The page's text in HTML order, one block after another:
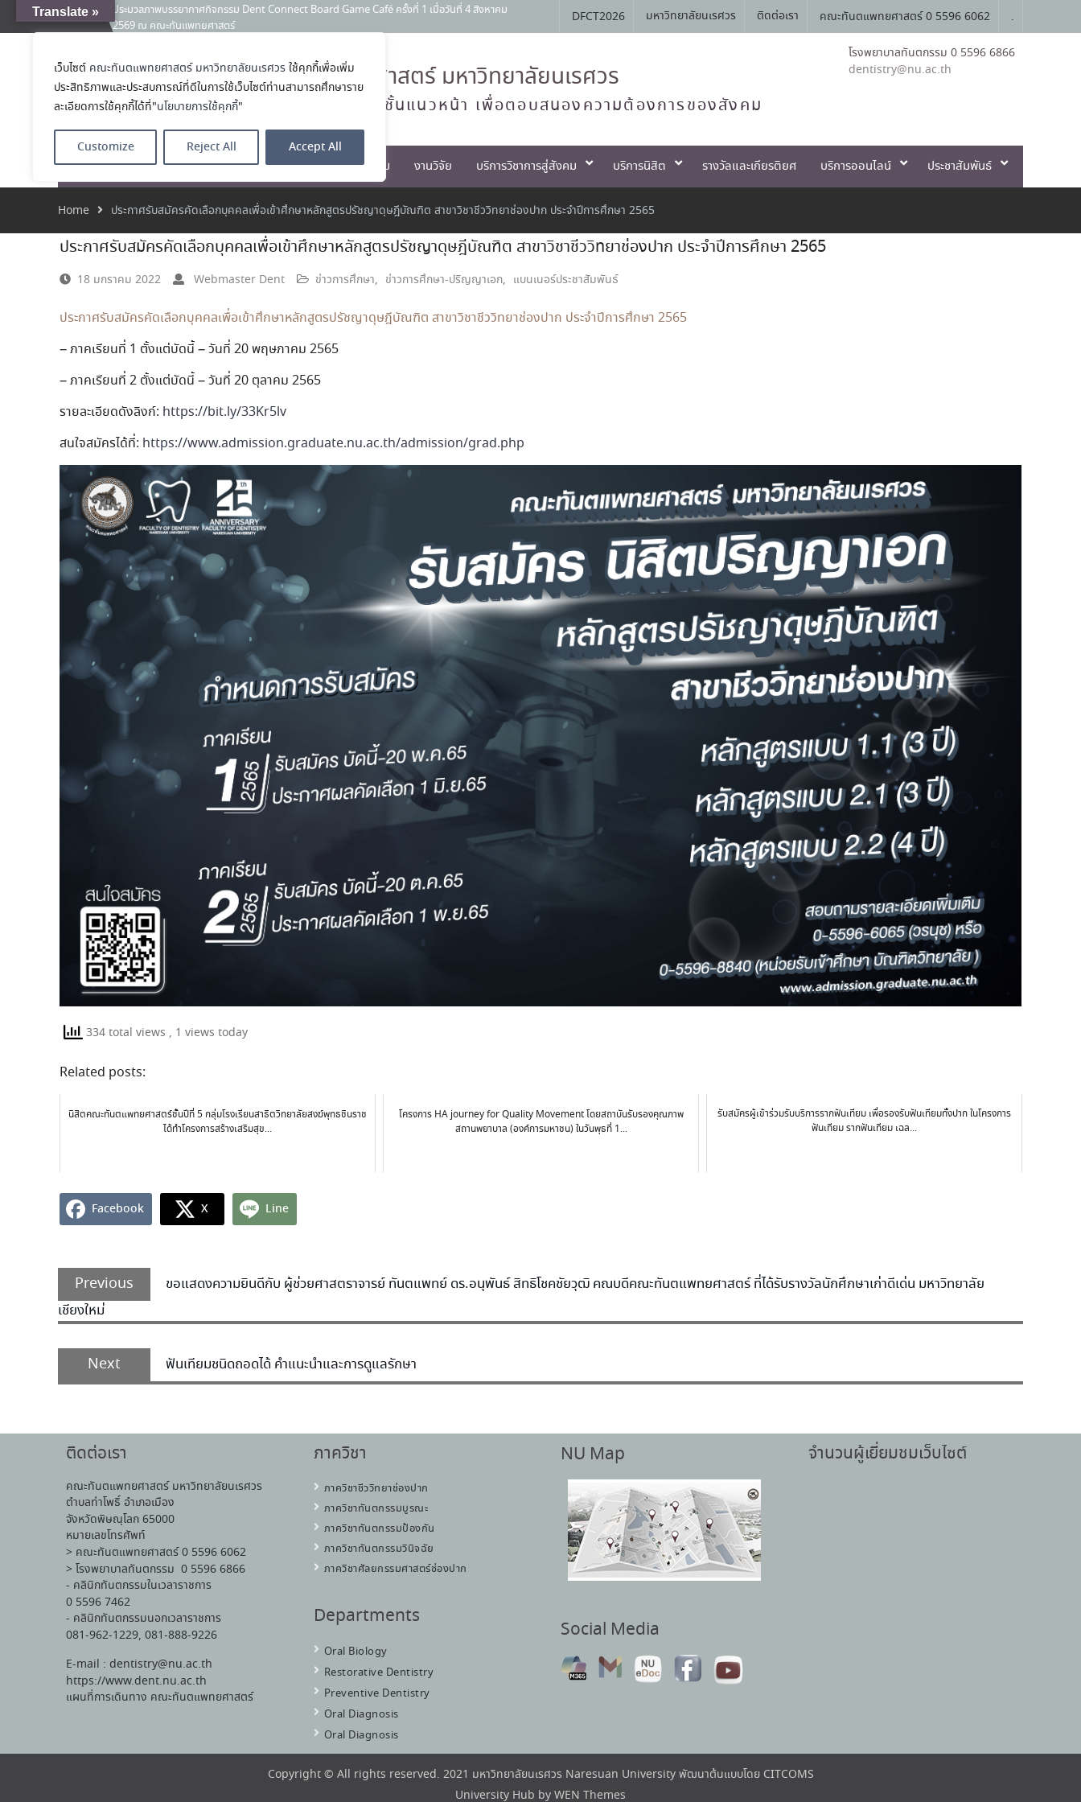
เว็บไซต์ คณะทันตแพทยศาสตร์ มหาวิทยาลัยนเรศวร ใช้คุกกี้เพื่อเพิ่ม
ประสิทธิภาพและประสบการณ์ที่ดีในการใช้เว็บไซต์ท่านสามารถศึกษาราย
ละเอียดการใช้คุกกี้ได้ที่"นโยบายการใช้คุกกี้"
Customize Reject All Accept All
News:
ประมวลภาพบรรยากาศกิจกรรม Dent Connect Board Game Café ครั้งที่ 1 เมื่อวันที่ 4 สิงหาคม
2569 ณ คณะทันแพทยศาสตร์
และหลักสูตรประกาศนียบัตรผู้ช่วยทันตแพทย์ ในโครงการ Open House 2026 กิจกรรม NU Explore:
เคลียร์ตัวตน ค้นหาตัวเอง
ประกาศคณะทันตแพทยศาสตร์ มหาวิทยาลัยนเรศวร เรื่อง ผู้ผ่านการสอบแข่งขันเข้าเป็นพนักงานราชการ
(เงินรายได้) ตำแหน่ง ผู้ปฏิบัติงานทันตกรรม
DFCT2026 มหาวิทยาลัยนเรศวร ติดต่อเรา คณะทันตแพทยศาสตร์ 0 5596 6062 .
คณะทันตแพทยศาสตร์ มหาวิทยาลัยนเรศวร
โรงเรียนทันตแพทย์ชั้นแนวหน้า เพื่อตอบสนองความต้องการของสังคม
โรงพยาบาลทันตกรรม 0 5596 6866
dentistry@nu.ac.th
หน้าแรก เกี่ยวกับ หลักสูตร โรงพยาบาลทันตกรรม งานวิจัย บริการวิชาการสู่สังคม บริการนิสิต รางวัลและเกียรติยศ บริการออนไลน์ ประชาสัมพันธ์
Home ประกาศรับสมัครคัดเลือกบุคคลเพื่อเข้าศึกษาหลักสูตรปรัชญาดุษฎีบัณฑิต สาขาวิชาชีววิทยาช่องปาก ประจำปีการศึกษา 2565
ประกาศรับสมัครคัดเลือกบุคคลเพื่อเข้าศึกษาหลักสูตรปรัชญาดุษฎีบัณฑิต สาขาวิชาชีววิทยาช่องปาก ประจำปีการศึกษา 2565
18 มกราคม 2022 Webmaster Dent ข่าวการศึกษา, ข่าวการศึกษา-ปริญญาเอก, แบนเนอร์ประชาสัมพันธ์
ประกาศรับสมัครคัดเลือกบุคคลเพื่อเข้าศึกษาหลักสูตรปรัชญาดุษฎีบัณฑิต สาขาวิชาชีววิทยาช่องปาก ประจำปีการศึกษา 2565
– ภาคเรียนที่ 1 ตั้งแต่บัดนี้ – วันที่ 20 พฤษภาคม 2565
– ภาคเรียนที่ 2 ตั้งแต่บัดนี้ – วันที่ 20 ตุลาคม 2565
รายละเอียดดังลิงก์: https://bit.ly/33Kr5lv
สนใจสมัครได้ที่: https://www.admission.graduate.nu.ac.th/admission/grad.php
334 total views , 1 views today
Related posts:
นิสิตคณะทันตแพทยศาสตร์ชั้นปีที่ 5 กลุ่มโรงเรียนสาธิตวิทยาลัยสงฆ์พุทธชินราช
ได้ทำโครงการสร้างเสริมสุข...
โครงการ HA journey for Quality Movement โดยสถาบันรับรองคุณภาพ
สถานพยาบาล (องค์การมหาชน) ในวันพุธที่ 1...
รับสมัครผู้เข้าร่วมรับบริการรากฟันเทียม เพื่อรองรับฟันเทียมทั้งปาก ในโครงการ
ฟันเทียม รากฟันเทียม เฉล...
Facebook X Line
Previous
ขอแสดงความยินดีกับ ผู้ช่วยศาสตราจารย์ ทันตแพทย์ ดร.อนุพันธ์ สิทธิโชคชัยวุฒิ คณบดีคณะทันตแพทยศาสตร์ ที่ได้รับรางวัลนักศึกษาเก่าดีเด่น มหาวิทยาลัย
เชียงใหม่
Next ฟันเทียมชนิดถอดได้ คำแนะนำและการดูแลรักษา
ติดต่อเรา
คณะทันตแพทยศาสตร์ มหาวิทยาลัยนเรศวร
ตำบลท่าโพธิ์ อำเภอเมือง
จังหวัดพิษณุโลก 65000
หมายเลขโทรศัพท์
> คณะทันตแพทยศาสตร์ 0 5596 6062
> โรงพยาบาลทันตกรรม 0 5596 6866
- คลินิกทันตกรรมในเวลาราชการ
0 5596 7462
- คลินิกทันตกรรมนอกเวลาราชการ
081-962-1229, 081-888-9226
E-mail : dentistry@nu.ac.th
https://www.dent.nu.ac.th
แผนที่การเดินทาง คณะทันตแพทยศาสตร์
ภาควิชา
ภาควิชาชีววิทยาช่องปาก
ภาควิชาทันตกรรมบูรณะ
ภาควิชาทันตกรรมป้องกัน
ภาควิชาทันตกรรมวินิจฉัย
ภาควิชาศัลยกรรมศาสตร์ช่องปาก
Departments
Oral Biology
Restorative Dentistry
Preventive Dentistry
Oral Diagnosis
Oral Diagnosis
NU Map
Social Media
จำนวนผู้เยี่ยมชมเว็บไซต์
Copyright © All rights reserved. 2021 มหาวิทยาลัยนเรศวร Naresuan University พัฒนาต้นแบบโดย CITCOMS
University Hub by WEN Themes
Translate »